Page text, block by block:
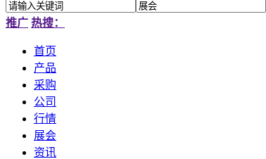
推广 热搜：
首页
产品
采购
公司
行情
展会
资讯